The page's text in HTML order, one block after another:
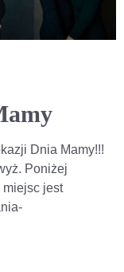
Dnia Mamy!!!
Poniżej
miejsc jest